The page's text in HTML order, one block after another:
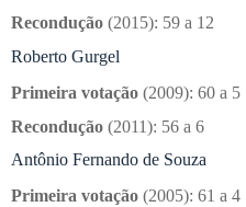
Recondução (2015): 59 a 12
Roberto Gurgel
Primeira votação (2009): 60 a 5
Recondução (2011): 56 a 6
Antônio Fernando de Souza
Primeira votação (2005): 61 a 4